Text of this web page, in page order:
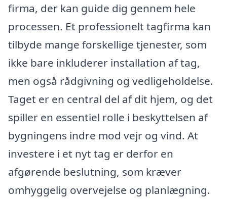
firma, der kan guide dig gennem hele
processen. Et professionelt tagfirma kan
tilbyde mange forskellige tjenester, som
ikke bare inkluderer installation af tag,
men også rådgivning og vedligeholdelse.
Taget er en central del af dit hjem, og det
spiller en essentiel rolle i beskyttelsen af
bygningens indre mod vejr og vind. At
investere i et nyt tag er derfor en
afgørende beslutning, som kræver
omhyggelig overvejelse og planlægning.